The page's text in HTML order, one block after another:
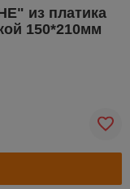
из платика
150*210мм